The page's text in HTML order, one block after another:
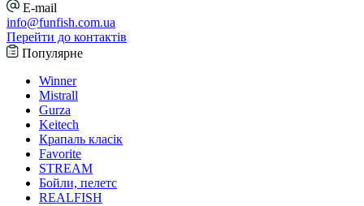
E-mail
info@funfish.com.ua
Перейти до контактів
Популярне
Winner
Mistrall
Gurza
Keitech
Крапаль класік
Favorite
STREAM
Бойли, пелетс
REALFISH